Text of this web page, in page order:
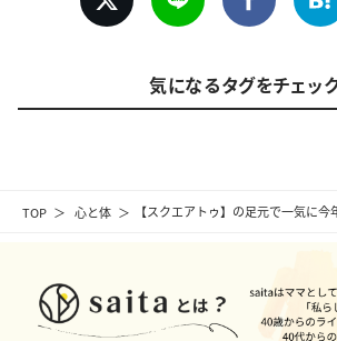
TOP 心と体 【スクエアトゥ】の足元で一気に
気になるタグをチェック